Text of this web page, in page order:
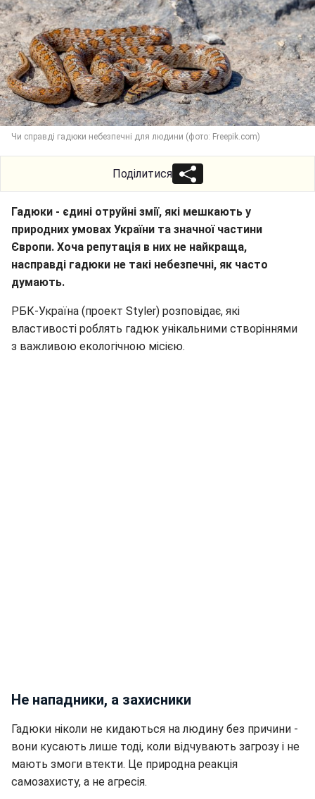
Чи справді гадюки небезпечні для людини (фото: Freepik.com)
Поділитися
Гадюки - єдині отруйні змії, які мешкають у
природних умовах України та значної частини
Європи. Хоча репутація в них не найкраща,
насправді гадюки не такі небезпечні, як часто
думають.
РБК-Україна (проект Styler) розповідає, які
властивості роблять гадюк унікальними створіннями
з важливою екологічною місією.
Не нападники, а захисники
Гадюки ніколи не кидаються на людину без причини -
вони кусають лише тоді, коли відчувають загрозу і не
мають змоги втекти. Це природна реакція
самозахисту, а не агресія.